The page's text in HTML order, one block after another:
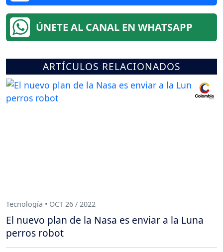
ÚNETE AL CANAL EN WHATSAPP
ARTÍCULOS RELACIONADOS
Tecnología • OCT 26 / 2022
El nuevo plan de la Nasa es enviar a la Luna
perros robot